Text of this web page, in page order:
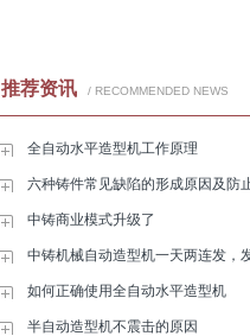
推荐资讯 / RECOMMENDED NEWS
全自动水平造型机工作原理
六种铸件常见缺陷的形成原因及防
中铸商业模式升级了
中铸机械自动造型机一天​两连发，
如何正确使用全自动水平造型机
半自动造型机不震击的原因